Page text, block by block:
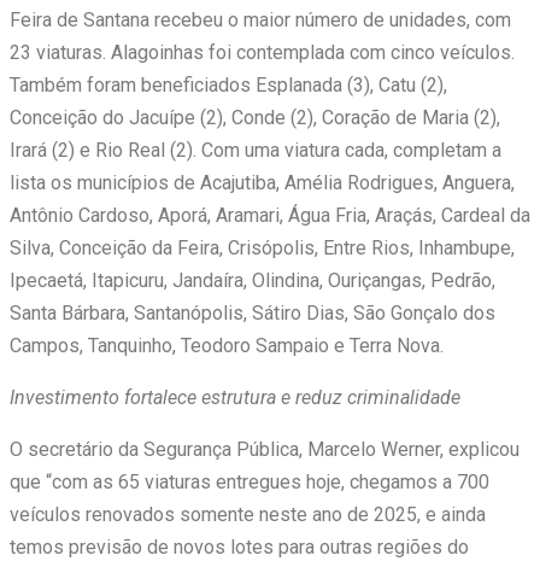
Feira de Santana recebeu o maior número de unidades, com
23 viaturas. Alagoinhas foi contemplada com cinco veículos.
Também foram beneficiados Esplanada (3), Catu (2),
Conceição do Jacuípe (2), Conde (2), Coração de Maria (2),
Irará (2) e Rio Real (2). Com uma viatura cada, completam a
lista os municípios de Acajutiba, Amélia Rodrigues, Anguera,
Antônio Cardoso, Aporá, Aramari, Água Fria, Araçás, Cardeal da
Silva, Conceição da Feira, Crisópolis, Entre Rios, Inhambupe,
Ipecaetá, Itapicuru, Jandaíra, Olindina, Ouriçangas, Pedrão,
Santa Bárbara, Santanópolis, Sátiro Dias, São Gonçalo dos
Campos, Tanquinho, Teodoro Sampaio e Terra Nova.
Investimento fortalece estrutura e reduz criminalidade
O secretário da Segurança Pública, Marcelo Werner, explicou
que “com as 65 viaturas entregues hoje, chegamos a 700
veículos renovados somente neste ano de 2025, e ainda
temos previsão de novos lotes para outras regiões do